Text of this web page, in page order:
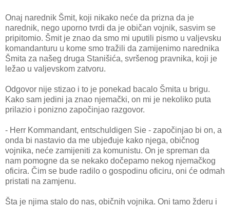
Onaj narednik Šmit, koji nikako neće da prizna da je
narednik, nego uporno tvrdi da je običan vojnik, sasvim se
pripitomio. Šmit je znao da smo mi uputili pismo u valjevsku
komandanturu u kome smo tražili da zamijenimo narednika
Šmita za našeg druga Stanišića, svršenog pravnika, koji je
ležao u valjevskom zatvoru.
Odgovor nije stizao i to je ponekad bacalo Šmita u brigu.
Kako sam jedini ja znao njemački, on mi je nekoliko puta
prilazio i ponizno započinjao razgovor.
- Herr Kommandant, entschuldigen Sie - započinjao bi on, a
onda bi nastavio da me ubjeđuje kako njega, običnog
vojnika, neće zamijeniti za komunistu. On je spreman da
nam pomogne da se nekako dočepamo nekog njemačkog
oficira. Čim se bude radilo o gospodinu oficiru, oni će odmah
pristati na zamjenu.
Šta je njima stalo do nas, običnih vojnika. Oni tamo žderu i